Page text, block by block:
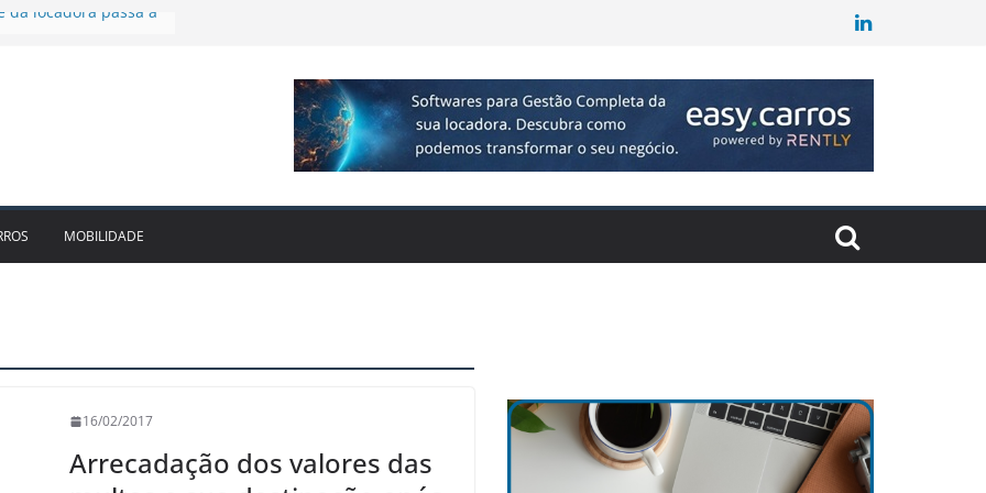
leva Localiza
novo modelo de
e fragilidades da
MOBILIDADE
16/02/2017
Arrecadação dos valores das